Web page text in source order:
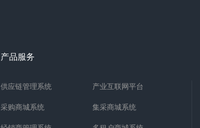
产品服务
供应链管理系统
产业互联网平台
采购商城系统
集采商城系统